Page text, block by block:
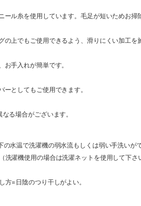
ール糸を使用しています。毛足が短いためお掃
の上でもご使用できるよう、滑りにくい加工を
手入れが簡単です。
としてもご使用できます。
る場合がございます。
水温で洗濯機の弱水流もしくは弱い手洗いが
合は洗濯ネットを使用して下さ
つり干しがよい。